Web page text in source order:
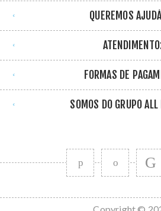
QUEREMOS
FORMAS DE
SOMOS DO GRUPO